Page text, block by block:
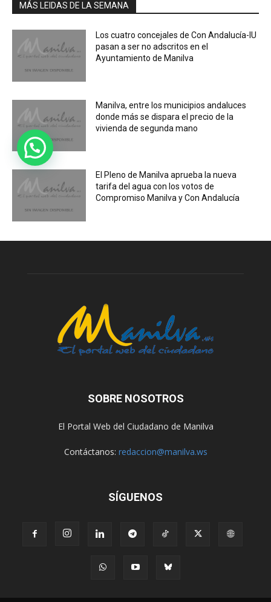
MÁS LEIDAS DE LA SEMANA
Los cuatro concejales de Con Andalucía-IU
pasan a ser no adscritos en el
Ayuntamiento de Manilva
Manilva, entre los municipios andaluces
donde más se dispara el precio de la
vivienda de segunda mano
El Pleno de Manilva aprueba la nueva
tarifa del agua con los votos de
Compromiso Manilva y Con Andalucía
SOBRE NOSOTROS
El Portal Web del Ciudadano de Manilva
Contáctanos: redaccion@manilva.ws
SÍGUENOS